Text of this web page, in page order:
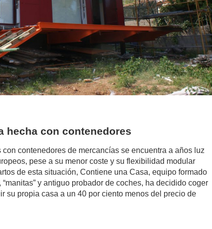
hecha con contenedores
contenedores de mercancías se encuentra a años luz
pese a su menor coste y su flexibilidad modular
de esta situación, Contiene una Casa, equipo formado
y antiguo probador de coches, ha decidido coger
su propia casa a un 40 por ciento menos del precio de
author/redaccion/